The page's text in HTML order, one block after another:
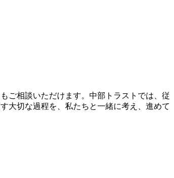
ご相談いただけます。中部トラストでは、従
大切な過程を、私たちと一緒に考え、進めて